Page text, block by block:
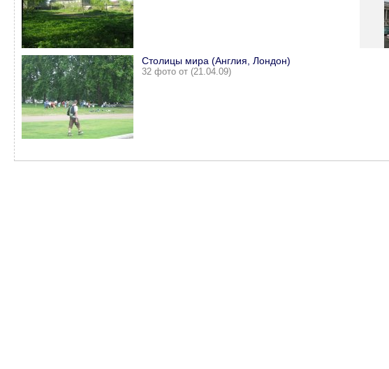
Столицы мира (Англия, Лондон)
32 фото от (21.04.09)